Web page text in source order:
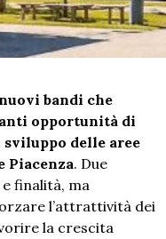
bandi che
opportunità di
delle aree
Piacenza. Due
finalità, ma
l’attrattività dei
la crescita